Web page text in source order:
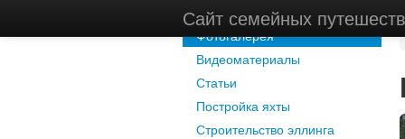
Сайт семейных
Новости
Фотогалерея
Видеоматериалы
Статьи
Постройка яхты
Строительство эллинга